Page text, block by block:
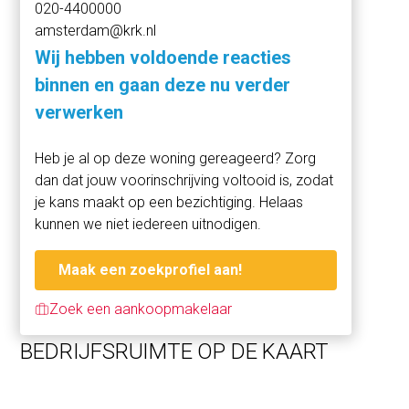
Station.
OPPERVLAKTE / INDELING
In totaal ca. 336 m² v.v.o. (ca. 365 m² b.v.o.) vastgesteld
conform een NEN2580 meetcertificaat.
Volgens het vigerende bestemmingsplan "Delflandplein-
Staalmanpleinbuurt" d.d. 22 februari 2012 geldt de
bestemming "Gemengd-1". Daarmee is de ruimte
bestemd om te gebruiken voor:
- Maatschappelijke voorzieningen.
Voor meer informatie verwijzen wij u graag naar de
website van het Omgevingsloket.
KADASTRALE OMSCHRIJVING
020-4400000
amsterdam@krk.nl
Wij hebben voldoende reacties
binnen en gaan deze nu verder
verwerken
Heb je al op deze woning gereageerd? Zorg
dan dat jouw voorinschrijving voltooid is, zodat
je kans maakt op een bezichtiging. Helaas
kunnen we niet iedereen uitnodigen.
Maak een zoekprofiel aan!
Zoek een aankoopmakelaar
BEDRIJFSRUIMTE OP DE KAART